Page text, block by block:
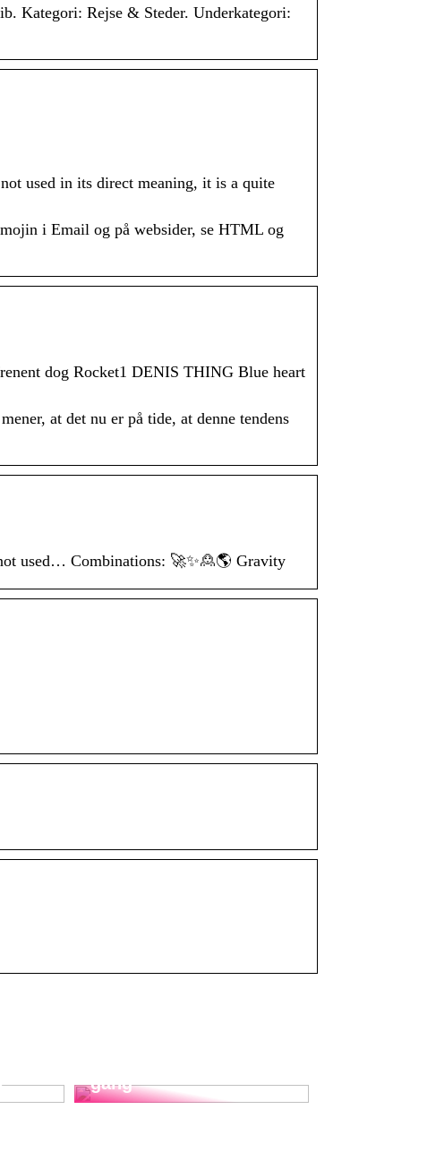
Kategori: Rejse & Steder. Underkategori:
used in its direct meaning, it is a quite
i Email og på websider, se HTML og
dog Rocket1 DENIS THING Blue heart
at det nu er på tide, at denne tendens
used… Combinations: 🚀✨🙎🌎 Gravity
gang